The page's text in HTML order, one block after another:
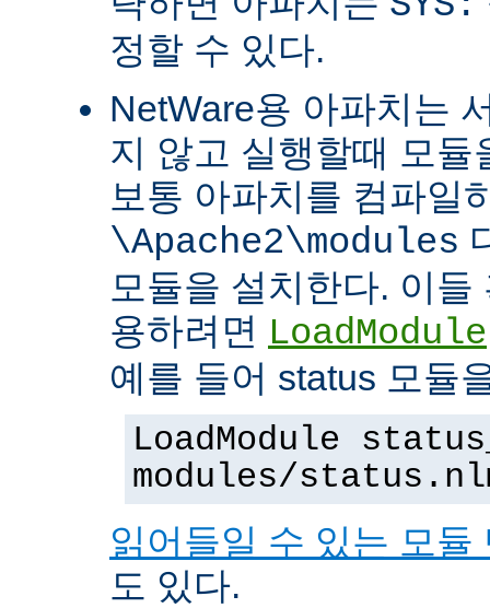
정할 수 있다.
NetWare용 아파치는
지 않고 실행할때 모듈
보통 아파치를 컴파일
\Apache2\modules
모듈을 설치한다. 이
용하려면 LoadModule
예를 들어 status 모듈
LoadModule
modules/
읽어들일 수 있는 모듈
도 있다.